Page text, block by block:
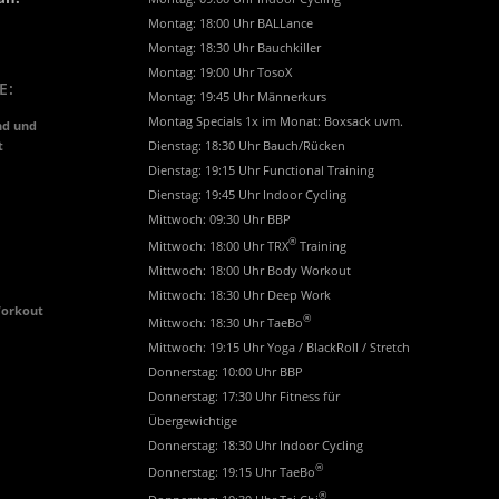
und
Montag: 18:00 Uhr BALLance
Montag: 18:30 Uhr Bauchkiller
Montag: 19:00 Uhr TosoX
Montag: 19:45 Uhr Männerkurs
Montag Specials 1x im Monat: Boxsack uvm.
Dienstag: 18:30 Uhr Bauch/Rücken
Dienstag: 19:15 Uhr Functional Training
Dienstag: 19:45 Uhr Indoor Cycling
Mittwoch: 09:30 Uhr BBP
Mittwoch: 18:00 Uhr TRX®Training
Mittwoch: 18:00 Uhr Body Workout
Mittwoch: 18:30 Uhr Deep Work
Mittwoch: 18:30 Uhr TaeBo®
Mittwoch: 19:15 Uhr Yoga / BlackRoll / Stretch
Donnerstag: 10:00 Uhr BBP
Donnerstag: 17:30 Uhr Fitness für
Übergewichtige
Donnerstag: 18:30 Uhr Indoor Cycling
Donnerstag: 19:15 Uhr TaeBo®
®